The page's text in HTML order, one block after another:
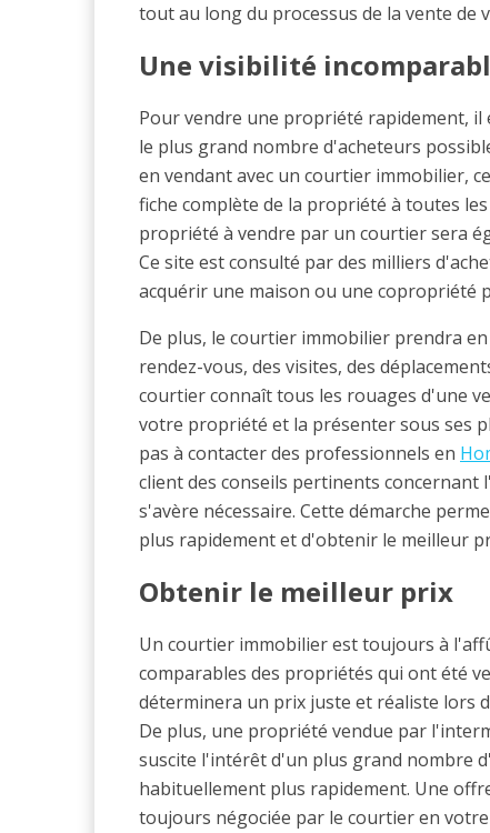
tout au long du processus de la vente de
Une visibilité
Pour vendre une propriété rapidement,
le plus grand nombre d'acheteurs
en vendant avec un courtier immobilier,
fiche complète de la propriété à toutes
propriété à vendre par un courtier sera
Ce site est consulté par des milliers
acquérir une maison ou une copropriété
De plus, le courtier immobilier prendra
rendez-vous, des visites, des
courtier connaît tous les rouages d'une
votre propriété et la présenter sous ses
pas à contacter des professionnels en
client des conseils pertinents concernant
s'avère nécessaire. Cette démarche
plus rapidement et d'obtenir le meilleur
Obtenir le meilleur prix
Un courtier immobilier est toujours à
comparables des propriétés qui ont été
déterminera un prix juste et réaliste lors
De plus, une propriété vendue par
suscite l'intérêt d'un plus grand nombre
habituellement plus rapidement. Une
toujours négociée par le courtier en